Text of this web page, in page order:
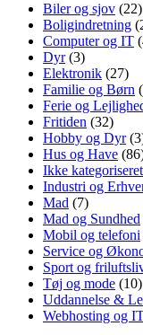
Biler og sjov (22)
Boligindretning
Computer og IT
Dyr(3)
Elektronik (27)
Familie og Børn
Ferie og
Fritiden (32)
Hobby og Dyr
Hus og Have
Ikke kategoriseret
Industri og
Mad (7)
Mad og Sundhed
Mobil og telefoni
Service og
Sport og
Tøj og mode (10)
Uddannelse &
Webhosting og